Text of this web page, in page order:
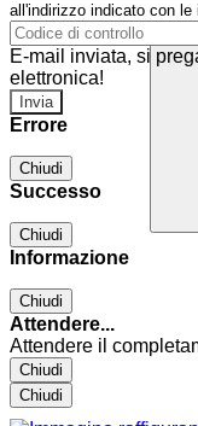
all'indirizzo indicato con
E-mail inviata, si
elettronica!
Errore
Chiudi
Successo
Chiudi
Informazione
Chiudi
Attendere...
Attendere il
Chiudi
Chiudi